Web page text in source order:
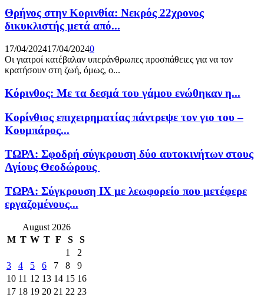
Θρήνος στην Κορινθία: Νεκρός 22χρονος
δικυκλιστής μετά από...
17/04/202417/04/20240
Οι γιατροί κατέβαλαν υπεράνθρωπες προσπάθειες για να τον
κρατήσουν στη ζωή, όμως, ο...
Κόρινθος: Με τα δεσμά του γάμου ενώθηκαν η...
Κορίνθιος επιχειρηματίας πάντρεψε τον γιο του –
Κουμπάρος...
ΤΩΡΑ: Σφοδρή σύγκρουση δύο αυτοκινήτων στους
Αγίους Θεοδώρους
ΤΩΡΑ: Σύγκρουση ΙΧ με λεωφορείο που μετέφερε
εργαζομένους...
August 2026
M T W T F S
S
1
2
3
4 5 6 7 8
9
10 11 12 13 14 15 16
17 18 19 20 21 22 23